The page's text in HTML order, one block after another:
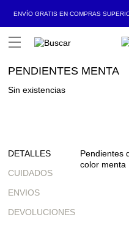
ENVÍO GRATIS EN COMPRAS
Open Menu
PENDIENTES MENTA
Sin existencias
DETALLES
CUIDADOS
ENVIOS
DEVOLUCIONES
Pendientes
color menta